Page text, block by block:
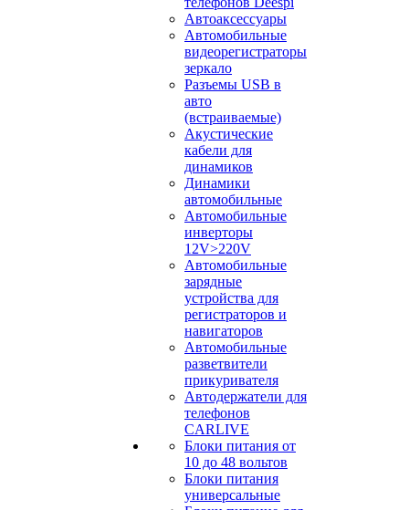
Автоаксессуары
Автомобильные
видеорегистраторы
зеркало
Разъемы USB в
авто
(встраиваемые)
Акустические
кабели для
динамиков
Динамики
автомобильные
Автомобильные
инверторы
12V>220V
Автомобильные
зарядные
устройства для
регистраторов и
навигаторов
Автомобильные
разветвители
прикуривателя
Автодержатели для
телефонов
CARLIVE
Блоки питания от
10 до 48 вольтов
Блоки питания
универсальные